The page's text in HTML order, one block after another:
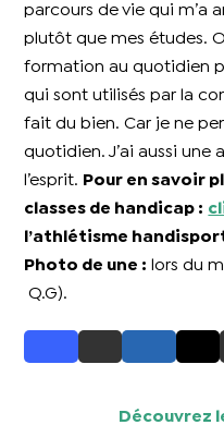
parcours de vie qui m’a
plutôt que mes études.
formation au quotidien
qui sont utilisés par la
fait du bien. Car je ne
quotidien. J’ai aussi
l’esprit.
Pour en savoir
classes de handicap :
l’athlétisme
Photo de une :
lors du
Q.G).
Découvrez